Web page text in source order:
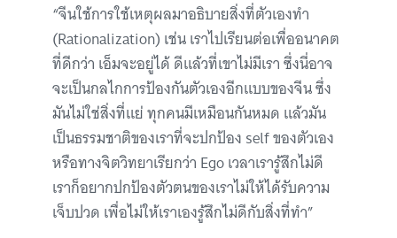
“จีนใช้การใช้เหตุผลมาอธิบายสิ่งที่ตัวเองทำ
(Rationalization) เช่น เราไปเรียนต่อเพื่ออนาคต
ที่ดีกว่า เอ็มจะอยู่ได้ ดีแล้วที่เขาไม่มีเรา ซึ่งนี่อาจ
จะเป็นกลไกการป้องกันตัวเองอีกแบบของจีน ซึ่ง
มันไม่ใช่สิ่งที่แย่ ทุกคนมีเหมือนกันหมด แล้วมัน
เป็นธรรมชาติของเราที่จะปกป้อง self ของตัวเอง
หรือทางจิตวิทยาเรียกว่า Ego เวลาเรารู้สึกไม่ดี
เราก็อยากปกป้องตัวตนของเราไม่ให้ได้รับความ
เจ็บปวด เพื่อไม่ให้เราเองรู้สึกไม่ดีกับสิ่งที่ทำ”